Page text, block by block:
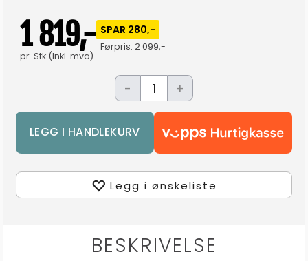
1 819,-
pr. Stk (Inkl. mva)
SPAR 280,-
Førpris:2 099,-
- +
Legg i ønskeliste
BESKRIVELSE